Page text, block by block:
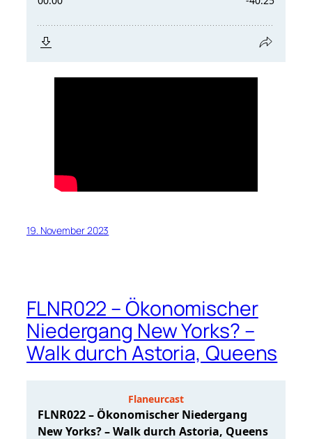
19. November 2023
FLNR022 – Ökonomischer
Niedergang New Yorks? –
Walk durch Astoria, Queens